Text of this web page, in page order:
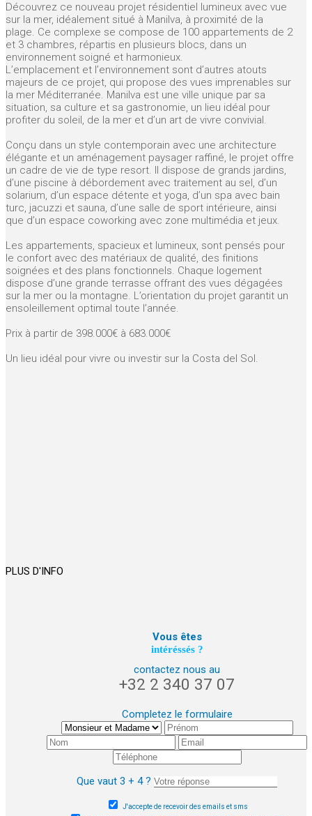
Découvrez ce nouveau projet résidentiel lumineux avec vue
sur la mer, idéalement situé à Manilva, à proximité de la
plage. Ce complexe se compose de 100 appartements de 2
et 3 chambres, répartis en plusieurs blocs, dans un
environnement soigné et harmonieux.
L’emplacement et l’environnement sont d’autres atouts
majeurs de ce projet, qui propose des vues imprenables sur
la mer Méditerranée. Manilva est une ville unique par sa
situation, sa culture et sa gastronomie, un lieu idéal pour
profiter du soleil, de la mer et d’un art de vivre convivial.
Conçu dans un style contemporain avec une architecture
élégante et un aménagement paysager raffiné, le projet offre
un cadre de vie de type resort. Il dispose de grands jardins,
d’une piscine à débordement avec traitement au sel, d’un
solarium, d’un espace détente et yoga, d’un spa avec bain
turc, jacuzzi et sauna, d’une salle de sport intérieure, ainsi
que d’un espace coworking avec zone multimédia et jeux.
Les appartements, spacieux et lumineux, sont pensés pour
le confort avec des matériaux de qualité, des finitions
soignées et des plans fonctionnels. Chaque logement
dispose d’une grande terrasse offrant des vues dégagées
sur la mer ou la montagne. L’orientation du projet garantit un
ensoleillement optimal toute l’année.
Prix à partir de 398.000€ à 683.000€
Un lieu idéal pour vivre ou investir sur la Costa del Sol.
PLUS D'INFO
Vous êtes
intéréssés ?
contactez nous au
+32 2 340 37 07
Completez le formulaire
Que vaut 3 + 4 ?
J'accepte de recevoir des emails et sms